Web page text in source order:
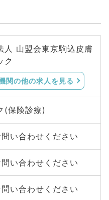
人 山盟会東京駒込皮膚
ク
関の他の求人を見る
(保険診療)
い合わせください
い合わせください
い合わせください